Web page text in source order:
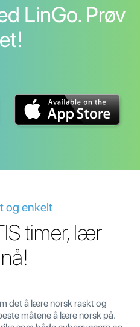
LinGo. Prøv
og enkelt
timer, lær
det å lære norsk raskt og
måtene å lære norsk på.